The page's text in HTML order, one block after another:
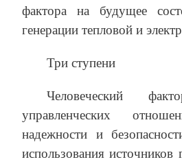
фактора на будущее
генерации тепловой и
Три ступени
Человеческий
управленческих
надежности и
использования источников